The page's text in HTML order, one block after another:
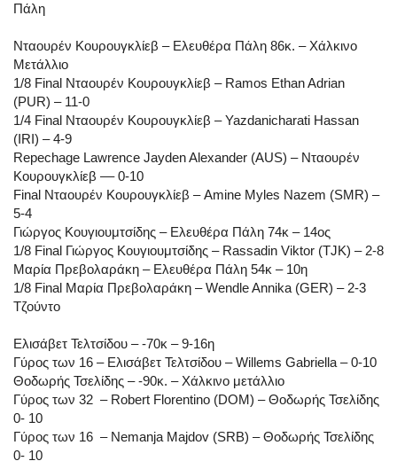
Πάλη
Νταουρέν Κουρουγκλίεβ – Ελευθέρα Πάλη 86κ. – Χάλκινο
Μετάλλιο
1/8 Final Νταουρέν Κουρουγκλίεβ – Ramos Ethan Adrian
(PUR) – 11-0
1/4 Final Νταουρέν Κουρουγκλίεβ – Yazdanicharati Hassan
(IRI) – 4-9
Repechage Lawrence Jayden Alexander (AUS) – Νταουρέν
Κουρουγκλίεβ –– 0-10
Final Νταουρέν Κουρουγκλίεβ – Amine Myles Nazem (SMR) –
5-4
Γιώργος Κουγιουμτσίδης – Ελευθέρα Πάλη 74κ – 14ος
1/8 Final Γιώργος Κουγιουμτσίδης – Rassadin Viktor (TJK) – 2-8
Μαρία Πρεβολαράκη – Ελευθέρα Πάλη 54κ – 10η
1/8 Final Μαρία Πρεβολαράκη – Wendle Annika (GER) – 2-3
Τζούντο
Ελισάβετ Τελτσίδου – -70κ – 9-16η
Γύρος των 16 – Ελισάβετ Τελτσίδου – Willems Gabriella – 0-10
Θοδωρής Τσελίδης – -90κ. – Χάλκινο μετάλλιο
Γύρος των 32 – Robert Florentino (DOM) – Θοδωρής Τσελίδης
0- 10
Γύρος των 16 – Nemanja Majdov (SRB) – Θοδωρής Τσελίδης
0- 10